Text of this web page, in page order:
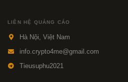
LIÊN HỆ QUẢNG CÁO
Hà Nội, Việt Nam
info.crypto4me@gmail.com
Tieusuphu2021